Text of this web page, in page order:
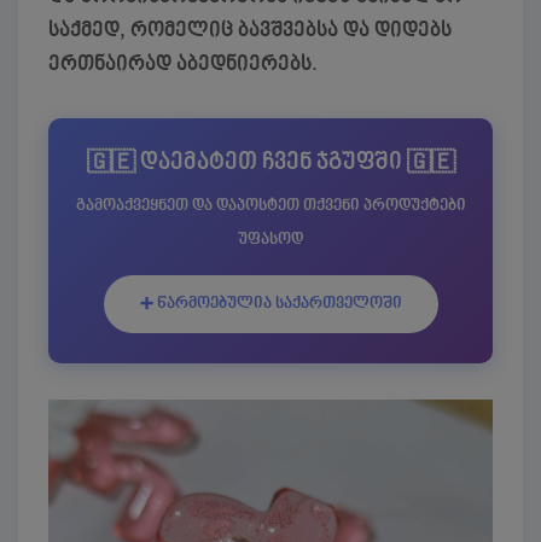
საქმედ, რომელიც ბავშვებსა და დიდებს
ერთნაირად აბედნიერებს.
🇬🇪 დაემატეთ ჩვენ ჯგუფში 🇬🇪
გამოაქვეყნეთ და დაპოსტეთ თქვენი პროდუქტები
უფასოდ
➕ წარმოებულია საქართველოში